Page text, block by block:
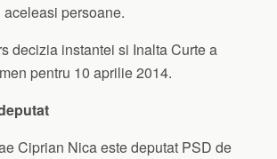
persoane.
decizia instantei si Inalta Curte a
pentru 10 aprilie 2014.
Ciprian Nica este deputat PSD de